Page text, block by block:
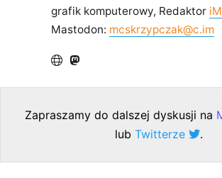
grafik komputerowy, Redaktor
Mastodon: mcskrzypczak@c.im
Zapraszamy do dalszej dyskusji na
lub Twitterze .